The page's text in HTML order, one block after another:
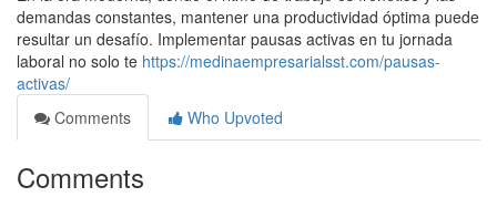
demandas constantes, mantener una productividad óptima puede
resultar un desafío. Implementar pausas activas en tu jornada
laboral no solo te https://medinaempresarialsst.com/pausas-
activas/
Comments
Who Upvoted
Comments